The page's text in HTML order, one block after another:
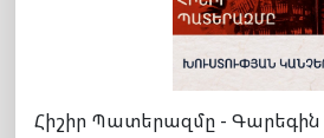
Հիշիր Պատերազմը - Գարեգին